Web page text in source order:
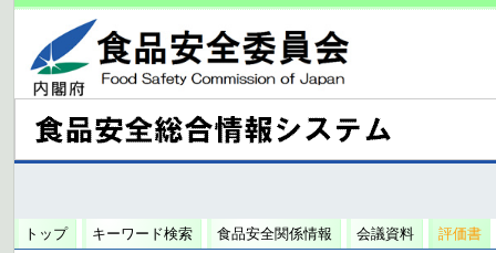
トップ キーワード検索 食品安全関係情報 会議資料 評価書